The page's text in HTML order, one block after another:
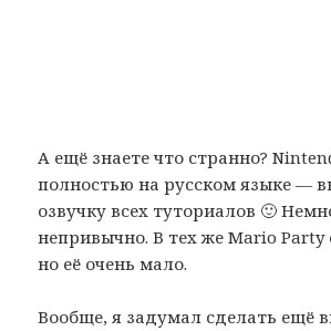
А ещё знаете что странно?
полностью на русском языке —
озвучку всех туториалов 🙂
непривычно. В тех же Mario Party
но её очень мало.
Вообще, я задумал сделать ещё